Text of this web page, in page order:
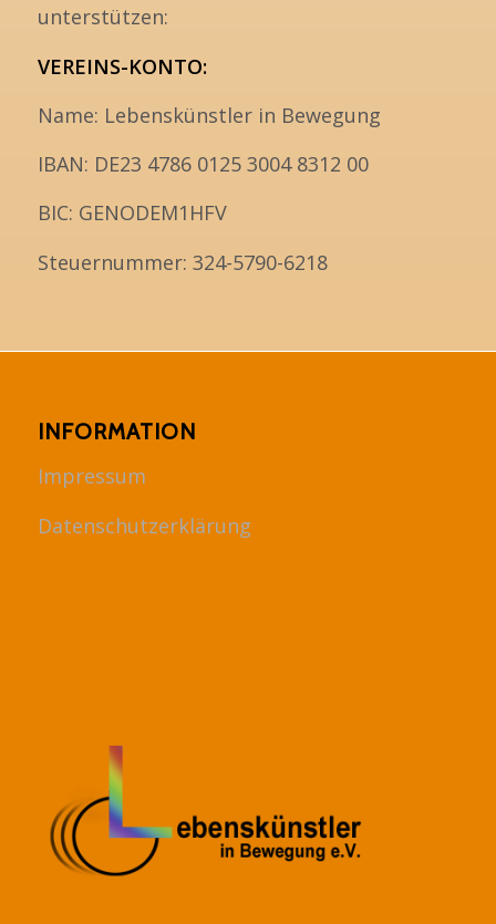
unterstützen:
VEREINS-KONTO:
Name: Lebenskünstler in Bewegung
IBAN: DE23 4786 0125 3004 8312 00
BIC: GENODEM1HFV
Steuernummer: 324-5790-6218
INFORMATION
Impressum
Datenschutzerklärung